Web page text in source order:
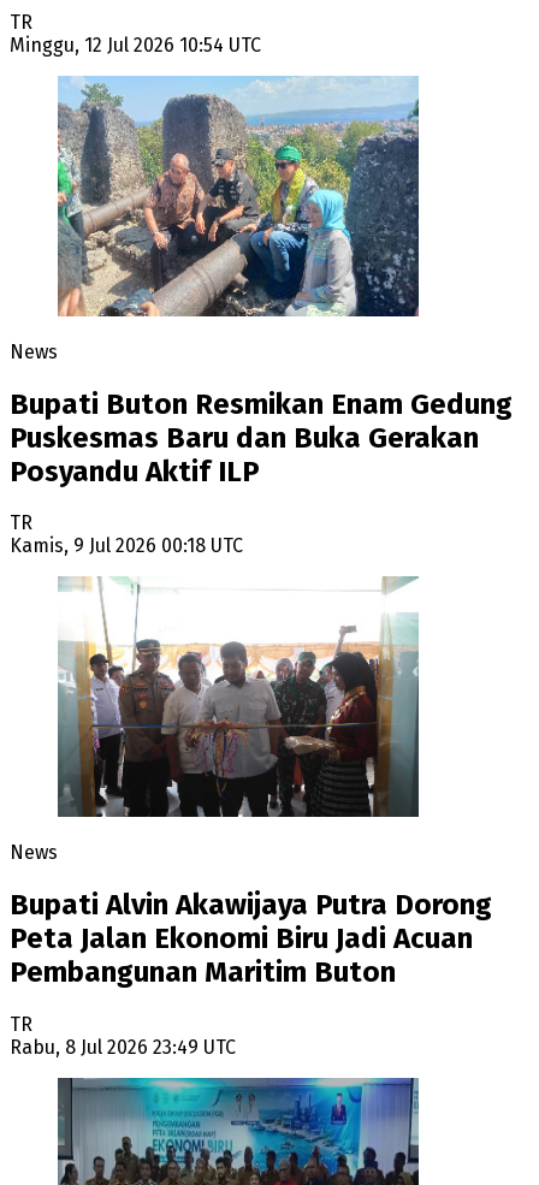
TR
Minggu, 12 Jul 2026 10:54 UTC
News
Bupati Buton Resmikan Enam Gedung
Puskesmas Baru dan Buka Gerakan
Posyandu Aktif ILP
TR
Kamis, 9 Jul 2026 00:18 UTC
News
Bupati Alvin Akawijaya Putra Dorong
Peta Jalan Ekonomi Biru Jadi Acuan
Pembangunan Maritim Buton
TR
Rabu, 8 Jul 2026 23:49 UTC